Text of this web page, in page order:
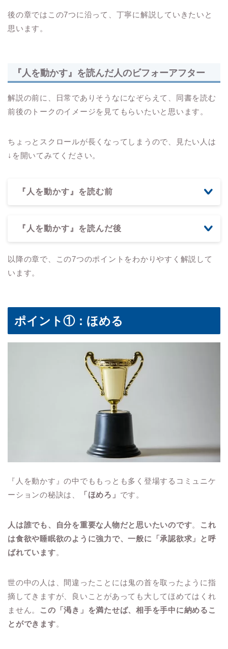
後の章ではこの7つに沿って、丁寧に解説していきたいと
思います。
『人を動かす』を読んだ人のビフォーアフター
解説の前に、日常でありそうなになぞらえて、同書を読む
前後のトークのイメージを見てもらいたいと思います。
ちょっとスクロールが長くなってしまうので、見たい人は
↓を開いてみてください。
『人を動かす』を読む前
『人を動かす』を読んだ後
以降の章で、この7つのポイントをわかりやすく解説して
います。
ポイント①：ほめる
『人を動かす』の中でももっとも多く登場するコミュニケ
ーションの秘訣は、
「ほめろ」 です。
人は誰でも、自分を重要な人物だと思いたいのです。
これ
は食欲や睡眠欲のように強力で、一般に「承認欲求」と呼
ばれています。
世の中の人は、間違ったことには鬼の首を取ったように指
摘してきますが、良いことがあっても大してほめてはくれ
ません。
この「渇き」を満たせば、相手を手中に納めるこ
とができます。